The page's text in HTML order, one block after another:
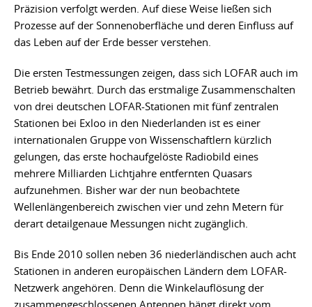
Präzision verfolgt werden. Auf diese Weise ließen sich
Prozesse auf der Sonnenoberfläche und deren Einfluss auf
das Leben auf der Erde besser verstehen.
Die ersten Testmessungen zeigen, dass sich LOFAR auch im
Betrieb bewährt. Durch das erstmalige Zusammenschalten
von drei deutschen LOFAR-Stationen mit fünf zentralen
Stationen bei Exloo in den Niederlanden ist es einer
internationalen Gruppe von Wissenschaftlern kürzlich
gelungen, das erste hochaufgelöste Radiobild eines
mehrere Milliarden Lichtjahre entfernten Quasars
aufzunehmen. Bisher war der nun beobachtete
Wellenlängenbereich zwischen vier und zehn Metern für
derart detailgenaue Messungen nicht zugänglich.
Bis Ende 2010 sollen neben 36 niederländischen auch acht
Stationen in anderen europäischen Ländern dem LOFAR-
Netzwerk angehören. Denn die Winkelauflösung der
zusammengeschlossenen Antennen hängt direkt vom